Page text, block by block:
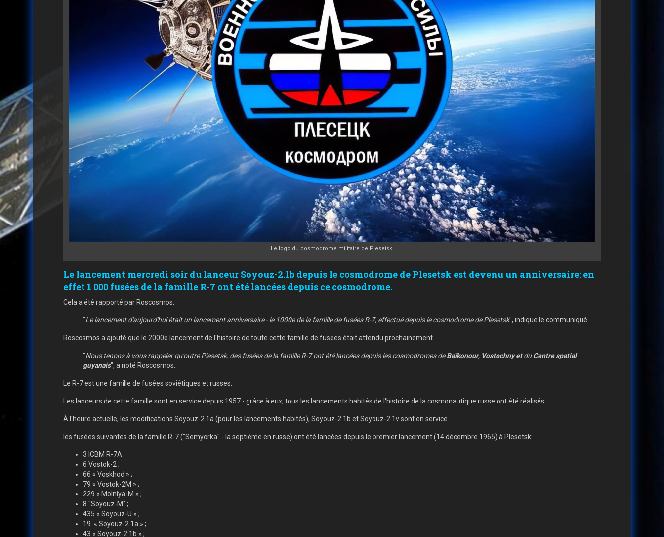
Le logo du cosmodrome militaire de Plesetsk.
Le lancement mercredi soir du lanceur Soyouz-2.1b depuis le cosmodrome de Plesetsk est devenu un anniversaire: en
effet 1 000 fusées de la famille R-7 ont été lancées depuis ce cosmodrome.
Cela a été rapporté par Roscosmos.
"Le lancement d'aujourd'hui était un lancement anniversaire - le 1000e de la famille de fusées R-7, effectué depuis le cosmodrome de Plesetsk", indique le communiqué.
Roscosmos a ajouté que le 2000e lancement de l'histoire de toute cette famille de fusées était attendu prochainement.
"Nous tenons à vous rappeler qu'outre Plesetsk, des fusées de la famille R-7 ont été lancées depuis les cosmodromes deBaïkonour, Vostochny etduCentre spatial
guyanais", a noté Roscosmos.
Le R-7 est une famille de fusées soviétiques et russes.
Les lanceurs de cette famille sont en service depuis 1957 - grâce à eux, tous les lancements habités de l'histoire de la cosmonautique russe ont été réalisés.
À l'heure actuelle, les modifications Soyouz-2.1a (pour les lancements habités), Soyouz-2.1b et Soyouz-2.1v sont en service.
les fusées suivantes de la famille R-7 ("Semyorka" - la septième en russe) ont été lancées depuis le premier lancement (14 décembre 1965) à Plesetsk:
3 ICBM R-7A ;
6 Vostok-2 ;
66 « Voskhod » ;
79 « Vostok-2M » ;
229 « Molniya-M » ;
8 "Soyouz-M" ;
435 « Soyouz-U » ;
19 « Soyouz-2.1a » ;
43 « Soyouz-2.1b » ;